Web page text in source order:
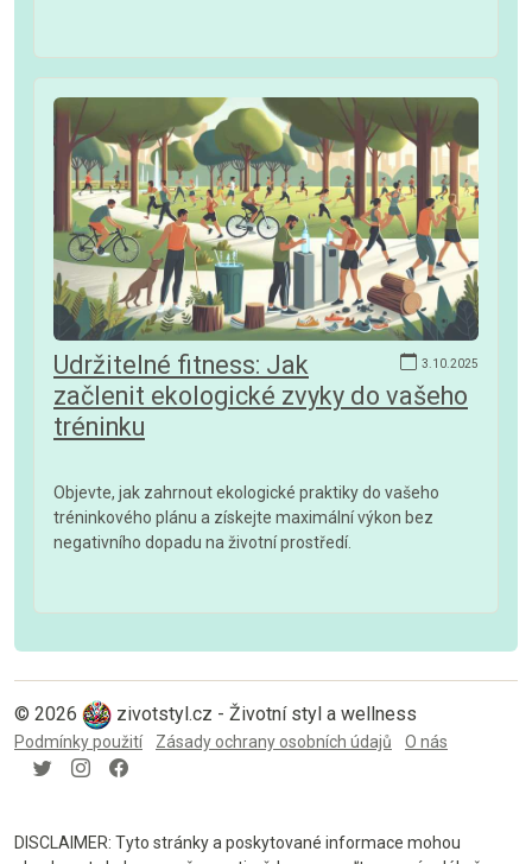
3.10.2025
Udržitelné fitness: Jak
začlenit ekologické zvyky do vašeho
tréninku
Objevte, jak zahrnout ekologické praktiky do vašeho
tréninkového plánu a získejte maximální výkon bez
negativního dopadu na životní prostředí.
© 2026 zivotstyl.cz - Životní styl a wellness
Podmínky použití Zásady ochrany osobních údajů O nás
DISCLAIMER: Tyto stránky a poskytované informace mohou